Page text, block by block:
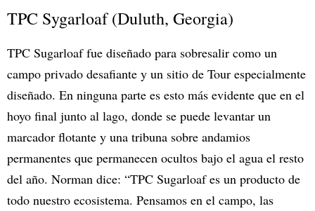
TPC Sygarloaf (Duluth, Georgia)
TPC Sugarloaf fue diseñado para sobresalir como un
campo privado desafiante y un sitio de Tour especialmente
diseñado. En ninguna parte es esto más evidente que en el
hoyo final junto al lago, donde se puede levantar un
marcador flotante y una tribuna sobre andamios
permanentes que permanecen ocultos bajo el agua el resto
del año. Norman dice: “TPC Sugarloaf es un producto de
todo nuestro ecosistema. Pensamos en el campo, las